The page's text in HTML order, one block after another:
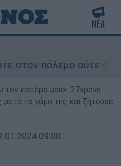
πόλεμο ούτε στις
τον πατέρα μου»: 27χρονη
το γάμο της και ζητούσε
09:00